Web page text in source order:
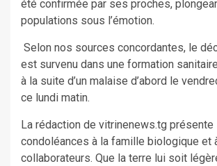
été confirmée par ses proches,
populations sous l’émotion.
Selon nos sources concordantes, le
est survenu dans une formation
à la suite d’un malaise d’abord le
ce lundi matin.
La rédaction de vitrinenews.tg
condoléances à la famille biologique et
collaborateurs. Que la terre lui soit